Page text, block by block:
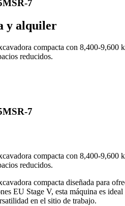
7
y alquiler
compacta con 8,400-9,600
reducidos.
7
compacta con 8,400-9,600
reducidos.
compacta diseñada para
EU Stage V, esta máquina es
en el sitio de trabajo.